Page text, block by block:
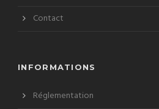
Contact
INFORMATIONS
Réglementation